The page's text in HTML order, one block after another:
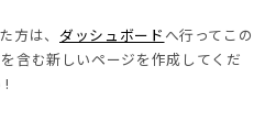
方は、 ダッシュボード へ行ってこの
含む新しいページを作成してくだ
!